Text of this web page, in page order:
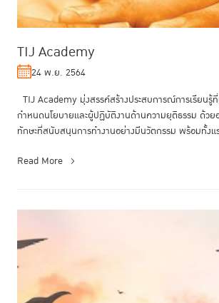
TIJ Academy
24 พ.ย. 2564
TIJ Academy มุ่งสรรค์สร้างประสบการณ์การเรียน
กำหนดนโยบายและผู้ปฏิบัติงานด้านความยุติธรรม ด้วย
ทักษะที่สนับสนุนการทำงานอย่างมีนวัตกรรม พร้อมทั้งแ
Read More